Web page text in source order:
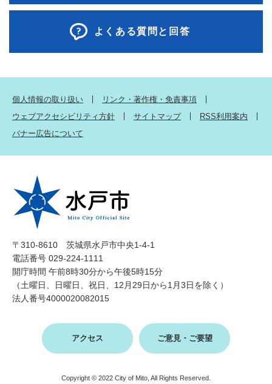
よくある質問と回答
個人情報の取り扱い
リンク・著作権・免責事項
ウェブアクセシビリティ方針
サイトマップ
RSS利用案内
バナー広告について
〒310-8610 茨城県水戸市中央1-4-1
電話番号 029-224-1111
開庁時間 午前8時30分から午後5時15分
（土曜日、日曜日、祝日、12月29日から1月3日を除く）
法人番号4000020082015
アクセス ご意見・ご要望
Copyright © 2022 City of Mito, All Rights Reserved.